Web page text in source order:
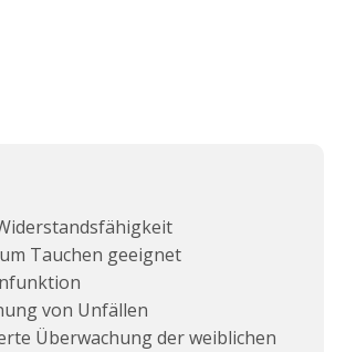
Tauchen geeignet
von Unfällen
Überwachung der weiblichen